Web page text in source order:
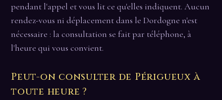
pendant l'appel et vous lit ce qu'elles indiquent. Aucun
rendez-vous ni déplacement dans le Dordogne n'est
nécessaire : la consultation se fait par téléphone, à
l'heure qui vous convient.
Peut-on consulter de Périgueux à
toute heure ?